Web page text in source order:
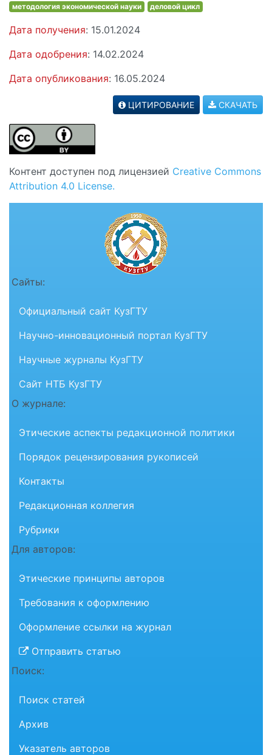
методология экономической науки
деловой цикл
Дата получения: 15.01.2024
Дата одобрения: 14.02.2024
Дата опубликования: 16.05.2024
ЦИТИРОВАНИЕ СКАЧАТЬ
Контент доступен под лицензией Creative Commons
Attribution 4.0 License.
Сайты:
Официальный сайт КузГТУ
Научно-инновационный портал КузГТУ
Научные журналы КузГТУ
Сайт НТБ КузГТУ
О журнале:
Этические аспекты редакционной политики
Порядок рецензирования рукописей
Контакты
Редакционная коллегия
Рубрики
Для авторов:
Этические принципы авторов
Требования к оформлению
Оформление ссылки на журнал
Отправить статью
Поиск:
Поиск статей
Архив
Указатель авторов